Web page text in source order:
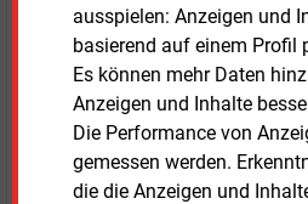
ausspielen: Anzeigen und
basierend auf einem Profil
Es können mehr Daten
Anzeigen und Inhalte
Die Performance von
gemessen werden.
die die Anzeigen und
Zwei Wochen kostenfreier
Zugang auf stündlich
Prognose- und Marktdaten
+ einmal täglich E&M daily
+ zwei Ausgaben der
ohne automatische